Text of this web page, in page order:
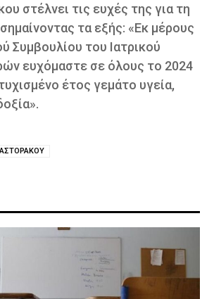
στέλνει τις ευχές της για τη
τα εξής: «Εκ μέρους
Συμβουλίου του Ιατρικού
ευχόμαστε σε όλους το 2024
έτος γεμάτο υγεία,